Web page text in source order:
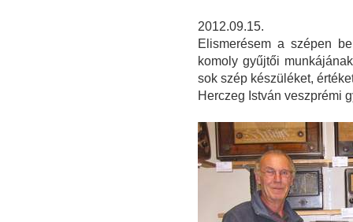
2012.09.15.
Elismerésem a szépen
komoly gyűjtői
sok szép készüléket,
Herczeg István veszprémi